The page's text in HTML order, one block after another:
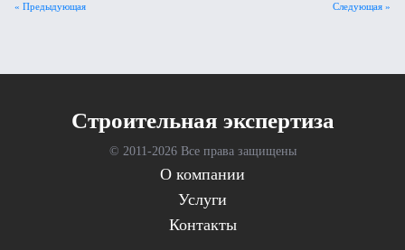
Следующая »
« Предыдующая
Cтроительная экспертиза
© 2011-2026 Все права защищены
О компании
Услуги
Контакты